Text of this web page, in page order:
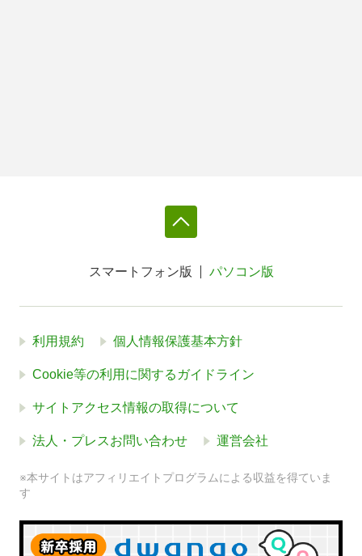
スマートフォン版 パソコン版
利用規約 個人情報保護基本方針
Cookie等の利用に関するガイドライン
サイトアクセス情報の取得について
法人・プレスお問い合わせ 運営会社
※本サイトはアフィリエイトプログラムによる収益を得ていま
す